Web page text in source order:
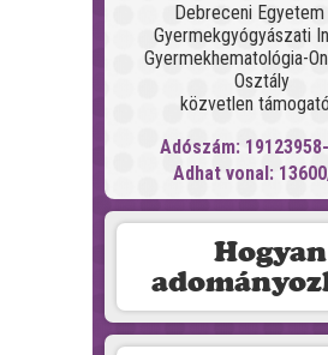
Debreceni Egyetem
Gyermekgyógyászati
Gyermekhematológia-
Osztály
közvetlen
Adószám:
Adhat vonal:
Hogyan